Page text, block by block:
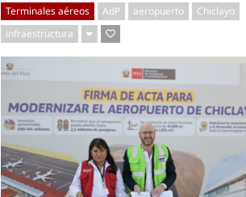
Terminales aéreos AdP aeropuerto
Chiclayo
infraestructura